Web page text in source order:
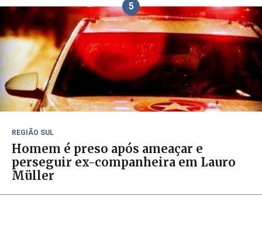
5
REGIÃO SUL
Homem é preso após ameaçar e
perseguir ex-companheira em Lauro
Müller